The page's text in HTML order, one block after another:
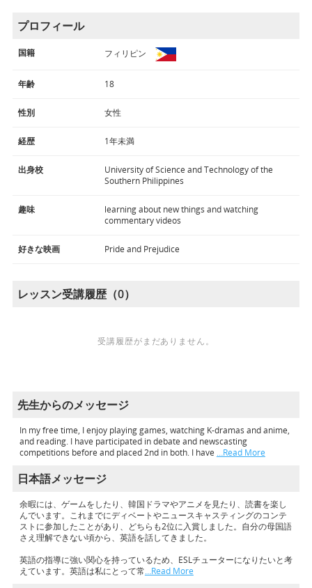
プロフィール
国籍 フィリピン
年齢 18
性別 女性
経歴 1年未満
出身校
University of Science and Technology of the
Southern Philippines
趣味
learning about new things and watching
commentary videos
好きな映画 Pride and Prejudice
レッスン受講履歴（0）
受講履歴がまだありません。
先生からのメッセージ
In my free time, I enjoy playing games, watching K-dramas and anime,
and reading. I have participated in debate and newscasting
competitions before and placed 2nd in both. I have …Read More
日本語メッセージ
余暇には、ゲームをしたり、韓国ドラマやアニメを見たり、読書を楽し
んでいます。これまでにディベートやニュースキャスティングのコンテ
ストに参加したことがあり、どちらも2位に入賞しました。自分の母国語
さえ理解できない頃から、英語を話してきました。
英語の指導に強い関心を持っているため、ESLチューターになりたいと考
えています。英語は私にとって常…Read More